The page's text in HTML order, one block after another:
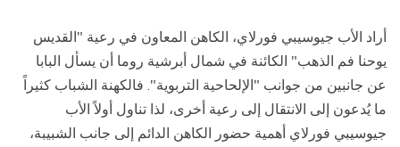
أراد الأب جيوسيبي فورلاي، الكاهن المعاون في رعية "القديس
يوحنا فم الذهب" الكائنة في شمال أبرشية روما أن يسأل البابا
عن جانبين من جوانب "الإلحاحية التربوية". فالكهنة الشباب كثيراً
ما يُدعون إلى الانتقال إلى رعية أخرى، لذا تناول أولاً الأب
جيوسيبي فورلاي أهمية حضور الكاهن الدائم إلى جانب الشبيبة،